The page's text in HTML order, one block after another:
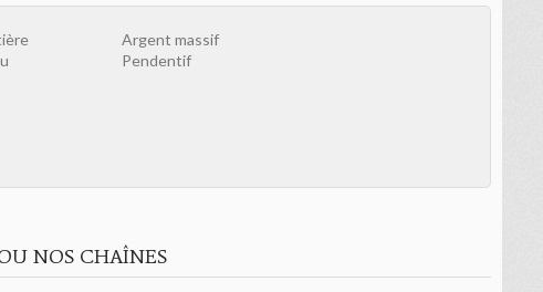
Argent massif
Pendentif
NOS CHAÎNES